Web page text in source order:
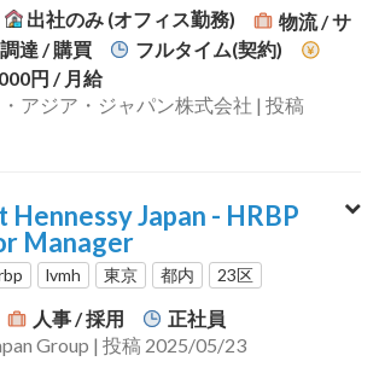
出社のみ (オフィス勤務)
物流 / サ
達 / 購買
フルタイム(契約)
円 / 月給
アジア・ジャパン株式会社 | 投稿
Hennessy Japan - HRBP
Manager
lvmh 東京 都内 23区
人事 / 採用
正社員
Group | 投稿 2025/05/23